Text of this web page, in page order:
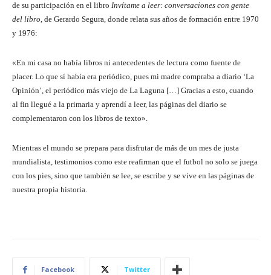
de su participación en el libro Invítame a leer: conversaciones con gente
del libro, de Gerardo Segura, donde relata sus años de formación entre 1970
y 1976:
«En mi casa no había libros ni antecedentes de lectura como fuente de
placer. Lo que sí había era periódico, pues mi madre compraba a diario ‘La
Opinión’, el periódico más viejo de La Laguna […] Gracias a esto, cuando
al fin llegué a la primaria y aprendí a leer, las páginas del diario se
complementaron con los libros de texto».
Mientras el mundo se prepara para disfrutar de más de un mes de justa
mundialista, testimonios como este reafirman que el futbol no solo se juega
con los pies, sino que también se lee, se escribe y se vive en las páginas de
nuestra propia historia.
Facebook Twitter